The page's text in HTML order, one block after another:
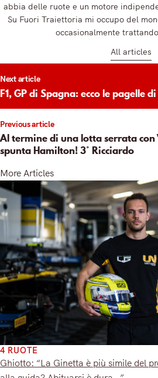
abbia delle ruote e un motore
Su Fuori Traiettoria mi occupo del
occasionalmente
All articles
Previous article
Al termine di una lotta serrata con
spunta Hamilton! 3° Ricciardo
Next article
F1, GP di Spagna: ecco le pagelle
More Articles
4 RUOTE
Ghiotto: “La Ginetta è più simile del